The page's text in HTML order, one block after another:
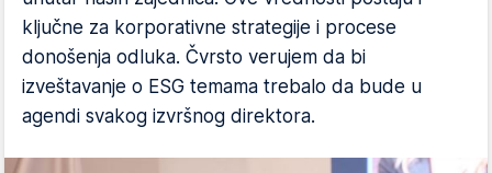
ključne za korporativne strategije i procese
donošenja odluka. Čvrsto verujem da bi
izveštavanje o ESG temama trebalo da bude u
agendi svakog izvršnog direktora.